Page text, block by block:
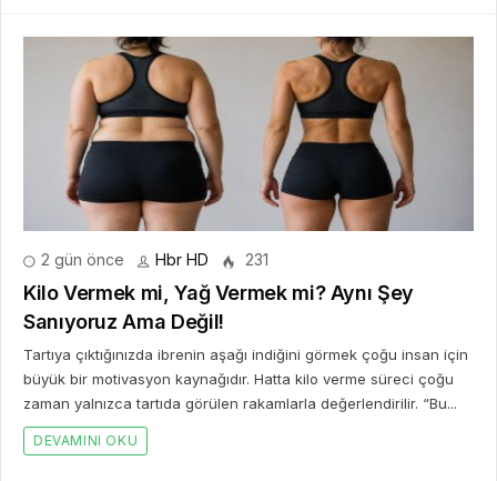
2 gün önce Hbr HD 231
Kilo Vermek mi, Yağ Vermek mi? Aynı Şey
Sanıyoruz Ama Değil!
Tartıya çıktığınızda ibrenin aşağı indiğini görmek çoğu insan için
büyük bir motivasyon kaynağıdır. Hatta kilo verme süreci çoğu
zaman yalnızca tartıda görülen rakamlarla değerlendirilir. “Bu...
DEVAMINI OKU